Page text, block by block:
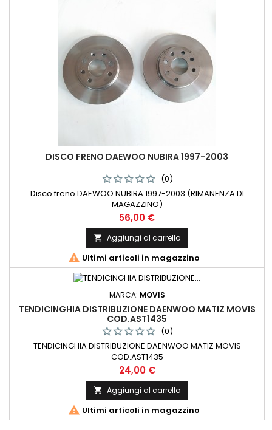
DISCO FRENO DAEWOO NUBIRA 1997-2003
(0)
Disco freno DAEWOO NUBIRA 1997-2003 (RIMANENZA DI
MAGAZZINO)
Prezzo
56,00 €
 Aggiungi al carrello
 Ultimi articoli in magazzino
MARCA: MOVIS
TENDICINGHIA DISTRIBUZIONE DAENWOO MATIZ MOVIS
COD.AST1435
(0)
TENDICINGHIA DISTRIBUZIONE DAENWOO MATIZ MOVIS
COD.AST1435
Prezzo
24,00 €
 Aggiungi al carrello
 Ultimi articoli in magazzino